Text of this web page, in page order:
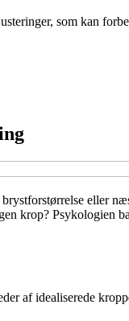
som kan
eller
krop? Psykologien
af idealiserede